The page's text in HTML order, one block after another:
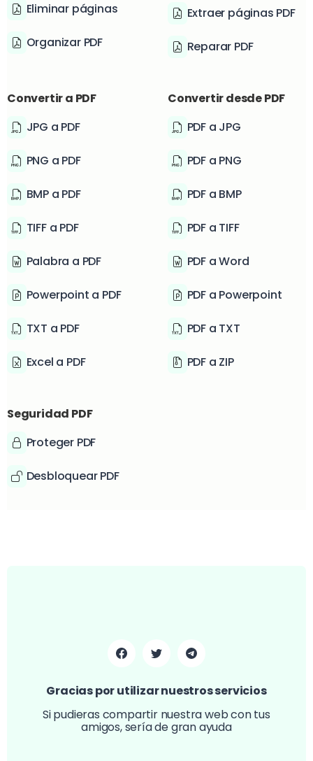
Eliminar páginas
Organizar PDF
Extraer páginas PDF
Reparar PDF
Convertir a PDF
JPG a PDF
PNG a PDF
BMP a PDF
TIFF a PDF
Palabra a PDF
Powerpoint a PDF
TXT a PDF
Excel a PDF
Convertir desde PDF
PDF a JPG
PDF a PNG
PDF a BMP
PDF a TIFF
PDF a Word
PDF a Powerpoint
PDF a TXT
PDF a ZIP
Seguridad PDF
Proteger PDF
Desbloquear PDF
Gracias por utilizar nuestros servicios
Si pudieras compartir nuestra web con tus
amigos, sería de gran ayuda